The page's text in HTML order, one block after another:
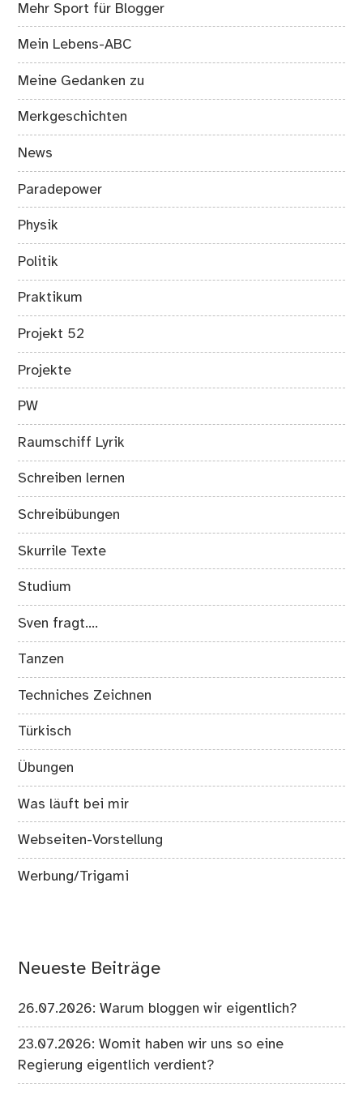
Mehr Sport für Blogger
Mein Lebens-ABC
Meine Gedanken zu
Merkgeschichten
News
Paradepower
Physik
Politik
Praktikum
Projekt 52
Projekte
PW
Raumschiff Lyrik
Schreiben lernen
Schreibübungen
Skurrile Texte
Studium
Sven fragt….
Tanzen
Techniches Zeichnen
Türkisch
Übungen
Was läuft bei mir
Webseiten-Vorstellung
Werbung/Trigami
Neueste Beiträge
26.07.2026: Warum bloggen wir eigentlich?
23.07.2026: Womit haben wir uns so eine
Regierung eigentlich verdient?